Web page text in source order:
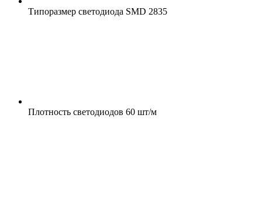
Типоразмер светодиода SMD 2835
Плотность светодиодов 60 шт/м